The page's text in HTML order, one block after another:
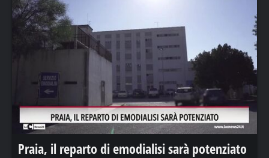
Praia, il reparto di emodialisi sarà potenziato